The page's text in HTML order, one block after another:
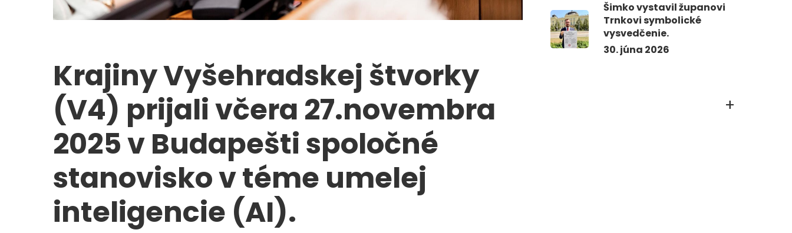
Krajiny Vyšehradskej štvorky
(V4) prijali včera 27.novembra
2025 v Budapešti spoločné
stanovisko v téme umelej
inteligencie (AI).
Šimko vystavil županovi
Trnkovi symbolické
vysvedčenie.
30. júna 2026
+